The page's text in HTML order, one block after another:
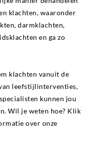
klachten, waaronder
darmklachten,
en ga zo
klachten vanuit de
leefstijlinterventies,
kunnen jou
Wil je weten hoe? Klik
over onze